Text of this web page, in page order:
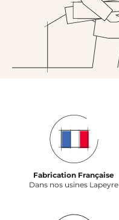
Fabrication Française
Dans nos usines Lapeyre